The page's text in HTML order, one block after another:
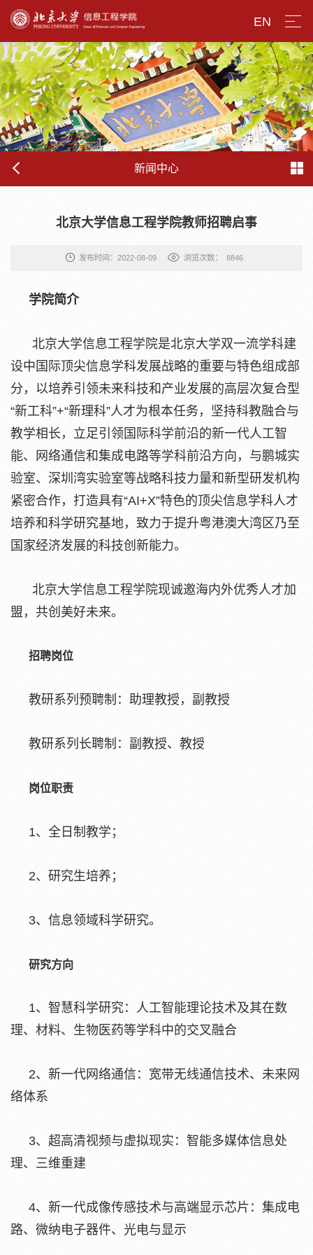
EN
新闻中心
北京大学信息工程学院教师招聘启事
发布时间：2022-08-09 浏览次数： 8846
学院简介
北京大学信息工程学院是北京大学双一流学科建
设中国际顶尖信息学科发展战略的重要与特色组成部
分，以培养引领未来科技和产业发展的高层次复合型
“新工科”+“新理科”人才为根本任务，坚持科教融合与
教学相长，立足引领国际科学前沿的新一代人工智
能、网络通信和集成电路等学科前沿方向，与鹏城实
验室、深圳湾实验室等战略科技力量和新型研发机构
紧密合作，打造具有“AI+X”特色的顶尖信息学科人才
培养和科学研究基地，致力于提升粤港澳大湾区乃至
国家经济发展的科技创新能力。
北京大学信息工程学院现诚邀海内外优秀人才加
盟，共创美好未来。
招聘岗位
教研系列预聘制：助理教授，副教授
教研系列长聘制：副教授、教授
岗位职责
1、全日制教学；
2、研究生培养；
3、信息领域科学研究。
研究方向
1、智慧科学研究：人工智能理论技术及其在数
理、材料、生物医药等学科中的交叉融合
2、新一代网络通信：宽带无线通信技术、未来网
络体系
3、超高清视频与虚拟现实：智能多媒体信息处
理、三维重建
4、新一代成像传感技术与高端显示芯片：集成电
路、微纳电子器件、光电与显示